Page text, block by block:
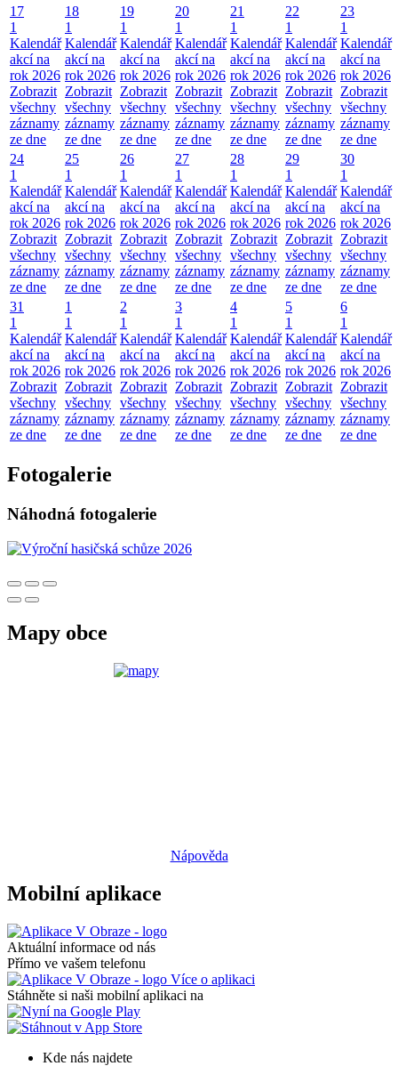
17
1
Kalendář
akcí na
rok 2026
Zobrazit
všechny
záznamy
ze dne
18
1
Kalendář
akcí na
rok 2026
Zobrazit
všechny
záznamy
ze dne
19
1
Kalendář
akcí na
rok 2026
Zobrazit
všechny
záznamy
ze dne
20
1
Kalendář
akcí na
rok 2026
Zobrazit
všechny
záznamy
ze dne
21
1
Kalendář
akcí na
rok 2026
Zobrazit
všechny
záznamy
ze dne
22
1
Kalendář
akcí na
rok 2026
Zobrazit
všechny
záznamy
ze dne
23
1
Kalendář
akcí na
rok 2026
Zobrazit
všechny
záznamy
ze dne
24
1
Kalendář
akcí na
rok 2026
Zobrazit
všechny
záznamy
ze dne
25
1
Kalendář
akcí na
rok 2026
Zobrazit
všechny
záznamy
ze dne
26
1
Kalendář
akcí na
rok 2026
Zobrazit
všechny
záznamy
ze dne
27
1
Kalendář
akcí na
rok 2026
Zobrazit
všechny
záznamy
ze dne
28
1
Kalendář
akcí na
rok 2026
Zobrazit
všechny
záznamy
ze dne
29
1
Kalendář
akcí na
rok 2026
Zobrazit
všechny
záznamy
ze dne
30
1
Kalendář
akcí na
rok 2026
Zobrazit
všechny
záznamy
ze dne
31
1
Kalendář
akcí na
rok 2026
Zobrazit
všechny
záznamy
ze dne
1
1
Kalendář
akcí na
rok 2026
Zobrazit
všechny
záznamy
ze dne
2
1
Kalendář
akcí na
rok 2026
Zobrazit
všechny
záznamy
ze dne
3
1
Kalendář
akcí na
rok 2026
Zobrazit
všechny
záznamy
ze dne
4
1
Kalendář
akcí na
rok 2026
Zobrazit
všechny
záznamy
ze dne
5
1
Kalendář
akcí na
rok 2026
Zobrazit
všechny
záznamy
ze dne
6
1
Kalendář
akcí na
rok 2026
Zobrazit
všechny
záznamy
ze dne
Fotogalerie
Náhodná fotogalerie
Mapy obce
Nápověda
Mobilní aplikace
Aktuální informace od nás
Přímo ve vašem telefonu
Více o aplikaci
Stáhněte si naši mobilní aplikaci na
Kde nás najdete